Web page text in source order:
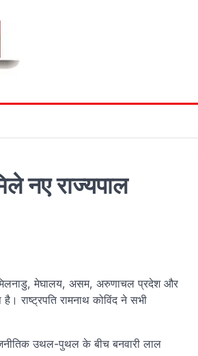
नए राज्यपाल
मेघालय, असम, अरुणाचल प्रदेश और
राष्ट्रपति रामनाथ कोविंद ने सभी
उथल-पुथल के बीच बनवारी लाल